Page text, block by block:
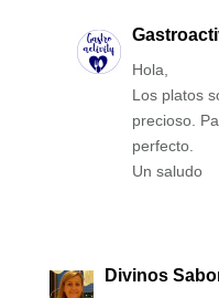
Hola,
Los platos
precioso.
perfecto.
Un saludo
Divinos